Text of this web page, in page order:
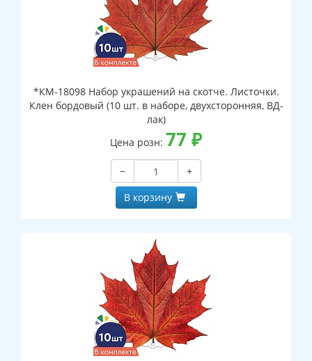
*КМ-18098 Набор украшений на скотче. Листочки.
Клен бордовый (10 шт. в наборе, двухсторонняя, ВД-
лак)
Цена розн: 77 ₽
−
+
В корзину